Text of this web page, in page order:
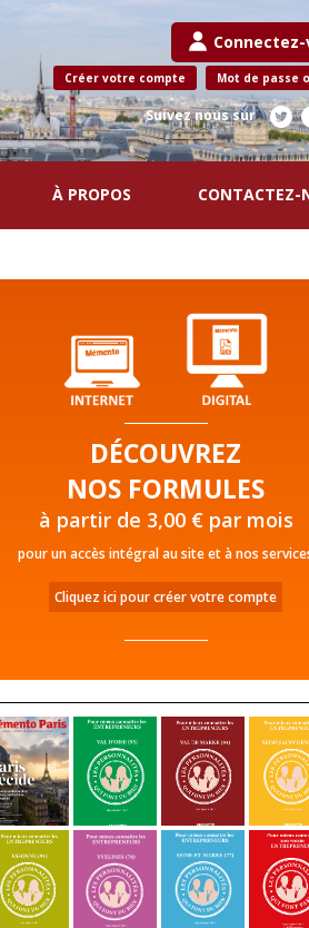
Créer votre compte Mot de passe
Suivez nous sur
À PROPOS CONTACTEZ-
DÉCOUVREZ
NOS FORMULES
à partir de 3,00 € par mois
pour un accès intégral au site et à nos
Cliquez ici pour créer votre compte